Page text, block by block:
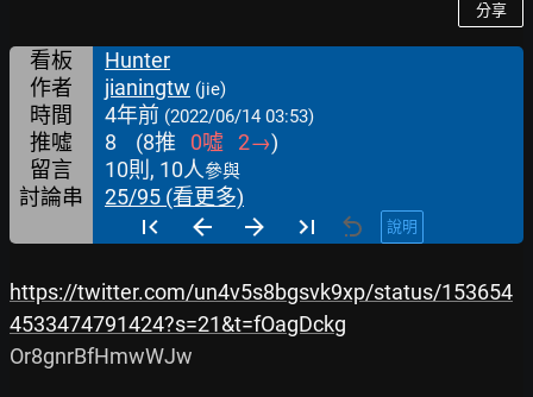
分享
看板
Hunter
作者
jianingtw (jie)
時間 4年前 (2022/06/14 03:53)
推噓 8 (8推 0噓 2→)
留言
10則, 10人參與
討論串 25/95 (看更多)
說明
https://twitter.com/un4v5s8bgsvk9xp/status/153654
4533474791424?s=21&t=fOagDckg
Or8gnrBfHmwWJw